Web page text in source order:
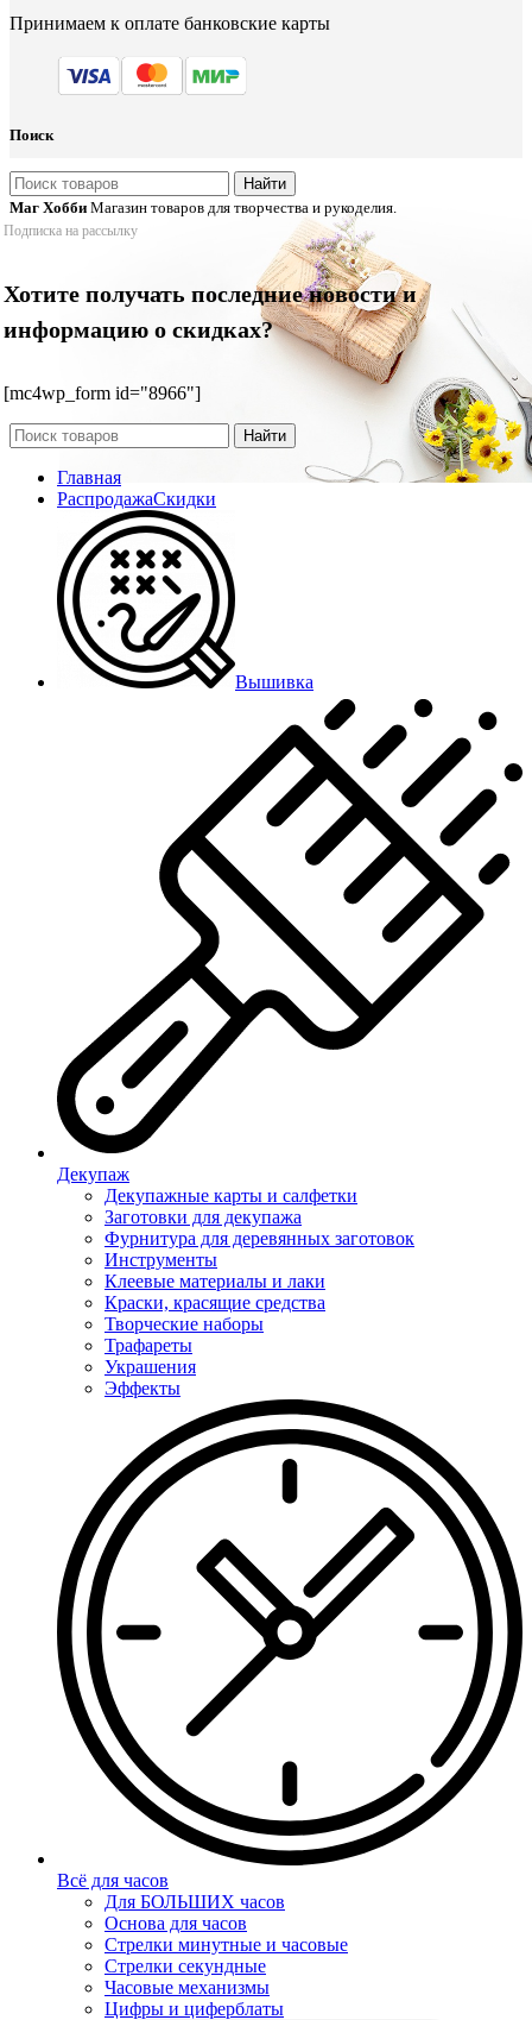
Принимаем к оплате банковские карты
Поиск
Найти
Маг Хобби Магазин товаров для творчества и рукоделия.
Подписка на рассылку
Хотите получать последние новости и
информацию о скидках?
[mc4wp_form id="8966"]
Найти
Главная
РаспродажаСкидки
Вышивка
Декупаж
Декупажные карты и салфетки
Заготовки для декупажа
Фурнитура для деревянных заготовок
Инструменты
Клеевые материалы и лаки
Краски, красящие средства
Творческие наборы
Трафареты
Украшения
Эффекты
Всё для часов
Для БОЛЬШИХ часов
Основа для часов
Стрелки минутные и часовые
Стрелки секундные
Часовые механизмы
Цифры и циферблаты